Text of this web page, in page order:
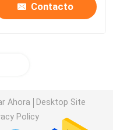
Contacto
Ahora
Desktop Site
Policy